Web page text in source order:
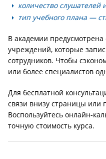
количество слушателей
тип учебного плана —
В академии предусмотрена
учреждений, которые
сотрудников. Чтобы
или более специалистов
Для бесплатной
связи внизу страницы или
Воспользуйтесь онлайн-
точную стоимость курса.